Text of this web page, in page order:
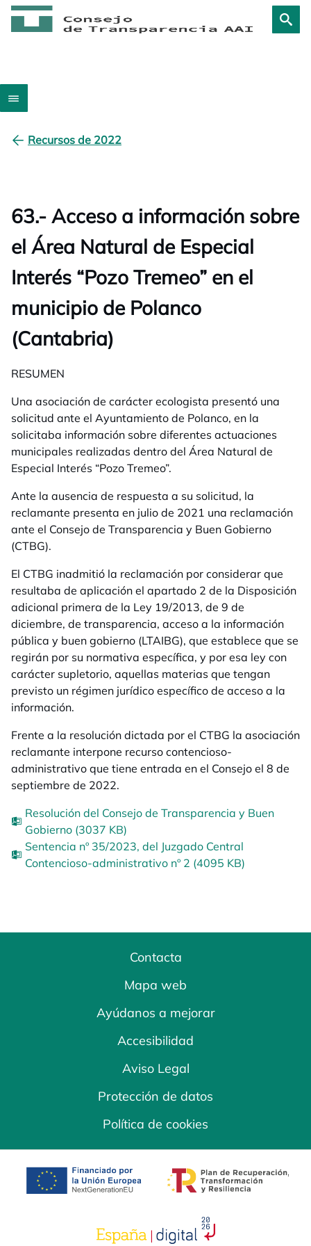
Recursos de 2022
63.- Acceso a información sobre
el Área Natural de Especial
Interés “Pozo Tremeo” en el
municipio de Polanco
(Cantabria)
RESUMEN
Una asociación de carácter ecologista presentó una
solicitud ante el Ayuntamiento de Polanco, en la
solicitaba información sobre diferentes actuaciones
municipales realizadas dentro del Área Natural de
Especial Interés “Pozo Tremeo”.
Ante la ausencia de respuesta a su solicitud, la
reclamante presenta en julio de 2021 una reclamación
ante el Consejo de Transparencia y Buen Gobierno
(CTBG).
El CTBG inadmitió la reclamación por considerar que
resultaba de aplicación el apartado 2 de la Disposición
adicional primera de la Ley 19/2013, de 9 de
diciembre, de transparencia, acceso a la información
pública y buen gobierno (LTAIBG), que establece que se
regirán por su normativa específica, y por esa ley con
carácter supletorio, aquellas materias que tengan
previsto un régimen jurídico específico de acceso a la
información.
Frente a la resolución dictada por el CTBG la asociación
reclamante interpone recurso contencioso-
administrativo que tiene entrada en el Consejo el 8 de
septiembre de 2022.
Resolución del Consejo de Transparencia y Buen
Gobierno (3037 KB)
Sentencia nº 35/2023, del Juzgado Central
Contencioso-administrativo nº 2 (4095 KB)
Contacta
Mapa web
Ayúdanos a mejorar
Accesibilidad
Aviso Legal
Protección de datos
Política de cookies
se abre en una pestaña nuevase abre en una
se abre en una pestaña